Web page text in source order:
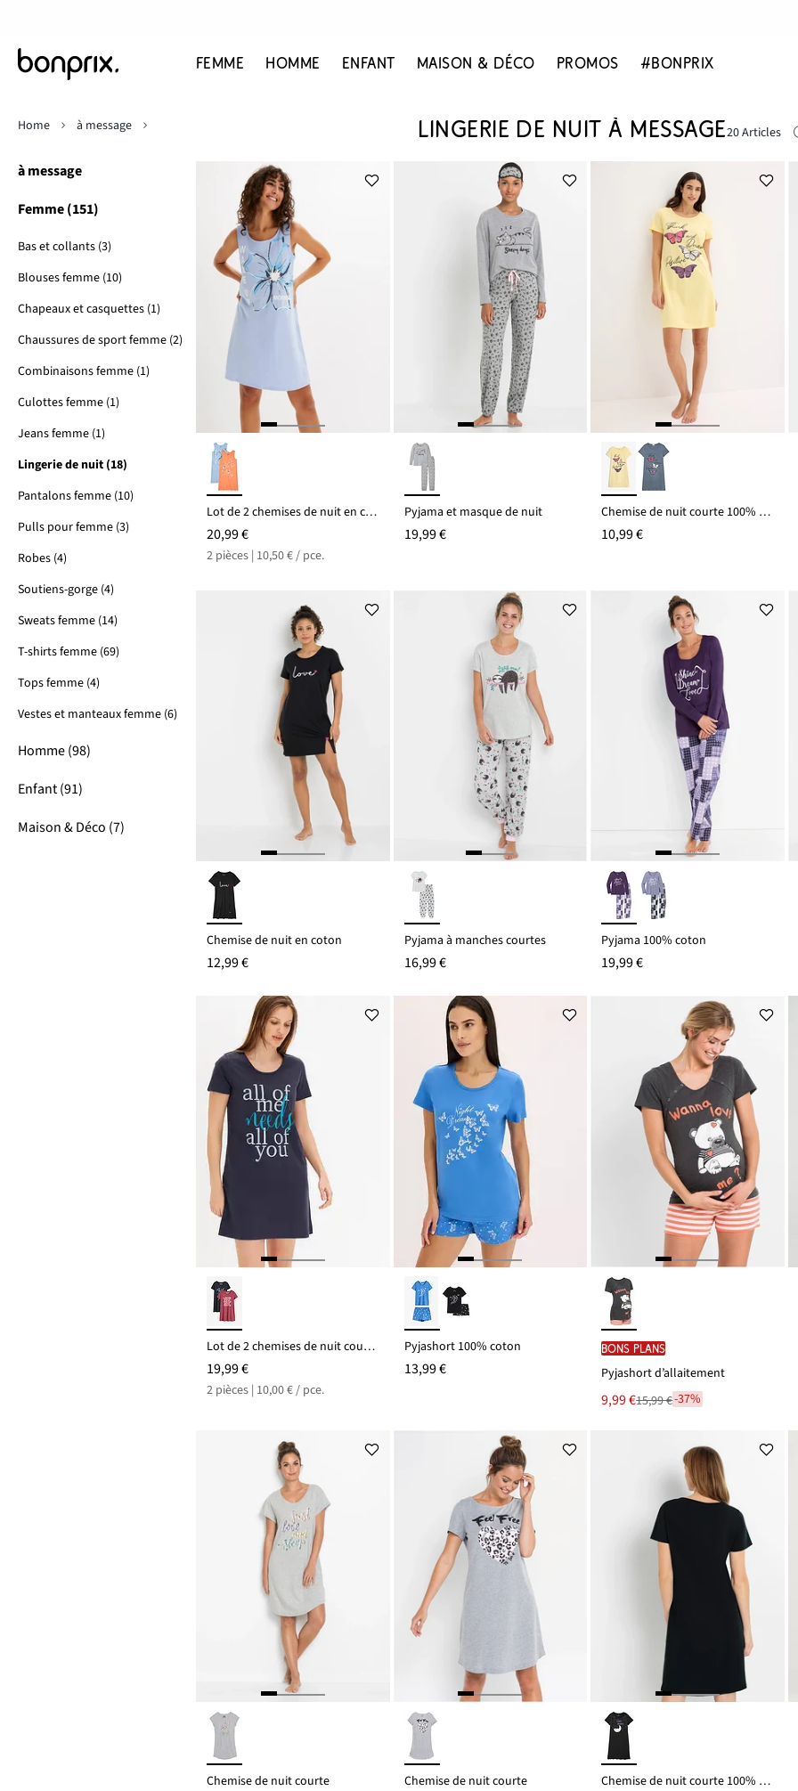
FEMME HOMME ENFANT MAISON & DÉCO PROMOS #BONPRIX
à message
Femme (151)
Bas et collants (3)
Blouses femme (10)
Chapeaux et casquettes (1)
Chaussures de sport femme (2)
Combinaisons femme (1)
Culottes femme (1)
Jeans femme (1)
Lingerie de nuit (18)
Pantalons femme (10)
Pulls pour femme (3)
Robes (4)
Soutiens-gorge (4)
Sweats femme (14)
T-shirts femme (69)
Tops femme (4)
Vestes et manteaux femme (6)
Homme (98)
Enfant (91)
Maison & Déco (7)
Home à message LINGERIE DE NUIT À MESSAGE20 Articles
Lot de 2 chemises de nuit en coton
20,99 €
2 pièces | 10,50 € / pce.
Pyjama et masque de nuit
19,99 €
Chemise de nuit courte 100% coton
10,99 €
Chemise de nuit en coton
12,99 €
Pyjama à manches courtes
16,99 €
Pyjama 100% coton
19,99 €
Lot de 2 chemises de nuit courtes 100% coton
19,99 €
2 pièces | 10,00 € / pce.
Pyjashort 100% coton
13,99 €
BONS PLANS
Pyjashort d’allaitement
Le
nouveau
9,99 €
Remise15,99 €-37%
Chemise de nuit courte Chemise de nuit courte Chemise de nuit courte 100% coton